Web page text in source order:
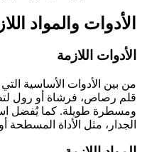
الأدوات والمواد
الأدوات اللازمة
من بين الأدوات الأساسية
قلم رصاص، فرشاة أو رول
ومسطرة طويلة. كما يُفضل
الجدار، مثل الأداة المسطحة